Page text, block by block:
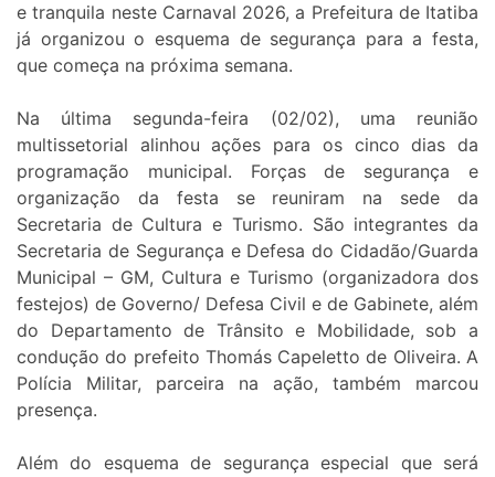
e tranquila neste Carnaval 2026, a Prefeitura de Itatiba
já organizou o esquema de segurança para a festa,
que começa na próxima semana.
Na última segunda-feira (02/02), uma reunião
multissetorial alinhou ações para os cinco dias da
programação municipal. Forças de segurança e
organização da festa se reuniram na sede da
Secretaria de Cultura e Turismo. São integrantes da
Secretaria de Segurança e Defesa do Cidadão/Guarda
Municipal – GM, Cultura e Turismo (organizadora dos
festejos) de Governo/ Defesa Civil e de Gabinete, além
do Departamento de Trânsito e Mobilidade, sob a
condução do prefeito Thomás Capeletto de Oliveira. A
Polícia Militar, parceira na ação, também marcou
presença.
Além do esquema de segurança especial que será